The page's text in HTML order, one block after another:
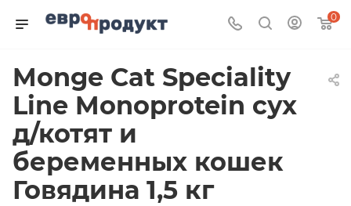
0
Monge Cat Speciality
Line Monoprotein сух
д/котят и
беременных кошек
Говядина 1,5 кг